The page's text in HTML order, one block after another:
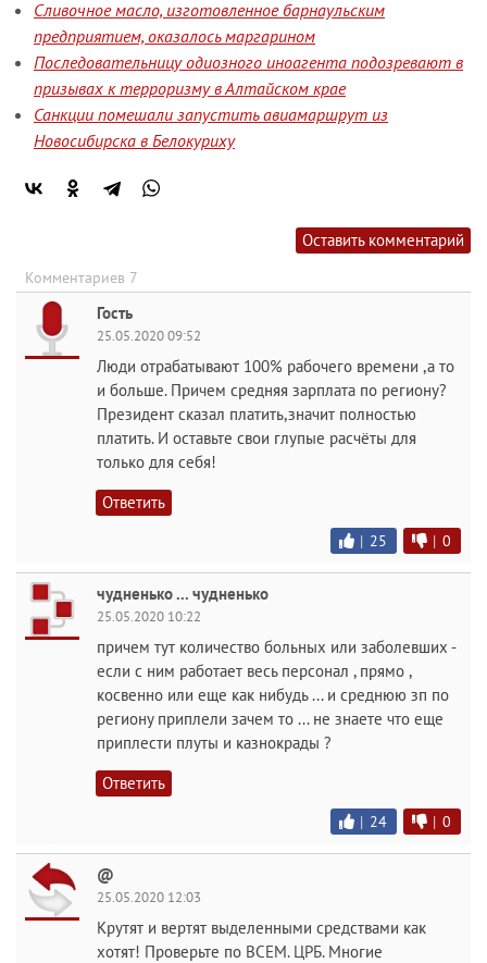
Сливочное масло, изготовленное барнаульским
предприятием, оказалось маргарином
Последовательницу одиозного иноагента подозревают в
призывах к терроризму в Алтайском крае
Санкции помешали запустить авиамаршрут из
Новосибирска в Белокуриху
Оставить комментарий
Комментариев 7
Гость
25.05.2020 09:52
Люди отрабатывают 100% рабочего времени ,а то
и больше. Причем средняя зарплата по региону?
Президент сказал платить,значит полностью
платить. И оставьте свои глупые расчёты для
только для себя!
Ответить
| 25 | 0
чудненько ... чудненько
25.05.2020 10:22
причем тут количество больных или заболевших -
если с ним работает весь персонал , прямо ,
косвенно или еще как нибудь ... и среднюю зп по
региону приплели зачем то ... не знаете что еще
приплести плуты и казнокрады ?
Ответить
| 24 | 0
@
25.05.2020 12:03
Крутят и вертят выделенными средствами как
хотят! Проверьте по ВСЕМ. ЦРБ. Многие